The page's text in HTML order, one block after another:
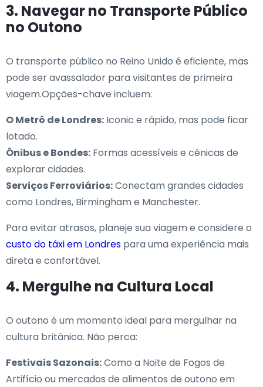
3. Navegar no Transporte Público
no Outono
O transporte público no Reino Unido é eficiente, mas
pode ser avassalador para visitantes de primeira
viagem.Opções-chave incluem:
O Metrô de Londres: Iconic e rápido, mas pode ficar
lotado.
Ônibus e Bondes: Formas acessíveis e cênicas de
explorar cidades.
Serviços Ferroviários:Conectam grandes cidades
como Londres, Birmingham e Manchester.
Para evitar atrasos, planeje sua viagem e considere o
custo do táxi em Londres para uma experiência mais
direta e confortável.
4. Mergulhe na Cultura Local
O outono é um momento ideal para mergulhar na
cultura britânica. Não perca:
Festivais Sazonais:Como a Noite de Fogos de
Artifício ou mercados de alimentos de outono em